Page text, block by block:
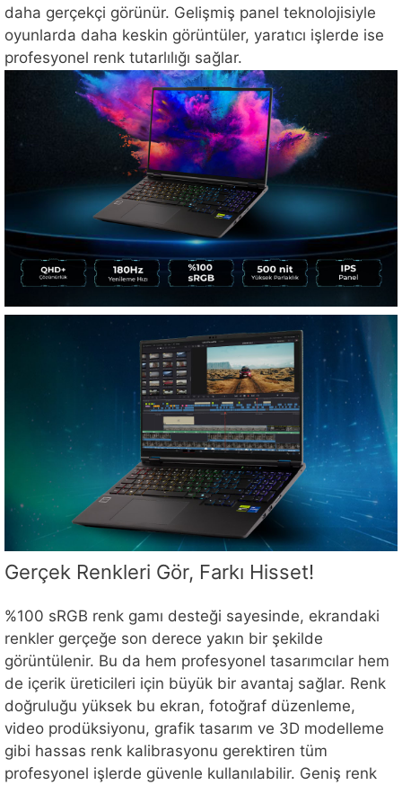
daha gerçekçi görünür. Gelişmiş panel teknolojisiyle
oyunlarda daha keskin görüntüler, yaratıcı işlerde ise
profesyonel renk tutarlılığı sağlar.
Gerçek Renkleri Gör, Farkı Hisset!
%100 sRGB renk gamı desteği sayesinde, ekrandaki
renkler gerçeğe son derece yakın bir şekilde
görüntülenir. Bu da hem profesyonel tasarımcılar hem
de içerik üreticileri için büyük bir avantaj sağlar. Renk
doğruluğu yüksek bu ekran, fotoğraf düzenleme,
video prodüksiyonu, grafik tasarım ve 3D modelleme
gibi hassas renk kalibrasyonu gerektiren tüm
profesyonel işlerde güvenle kullanılabilir. Geniş renk